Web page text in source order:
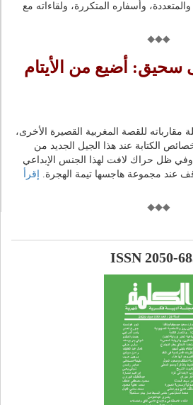
وأسفاره المتكررة، ولقاءاته مع
أضيع من الأيتام
مقارباته للقصة المغربية القصيرة الأخرى،
الكتابة عند هذا الجيل الجديد من
وفي ظل حراك لافت لهذا الجنس الإبداعي
عند مجموعة هاجسها تيمة الهجرة.
إقرأ
ISSN 2050-